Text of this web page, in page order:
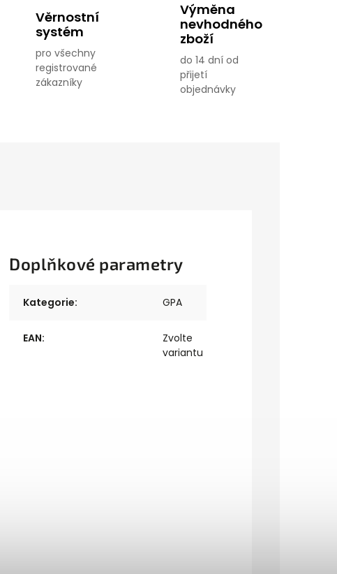
Věrnostní
systém
pro všechny
registrované
zákazníky
Výměna
nevhodného
zboží
do 14 dní od
přijetí
objednávky
Doplňkové parametry
Kategorie: GPA
EAN:
Zvolte
variantu